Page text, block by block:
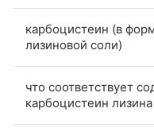
карбоцистеин (в
лизиновой соли)
что соответствует
карбоцистеин лизина